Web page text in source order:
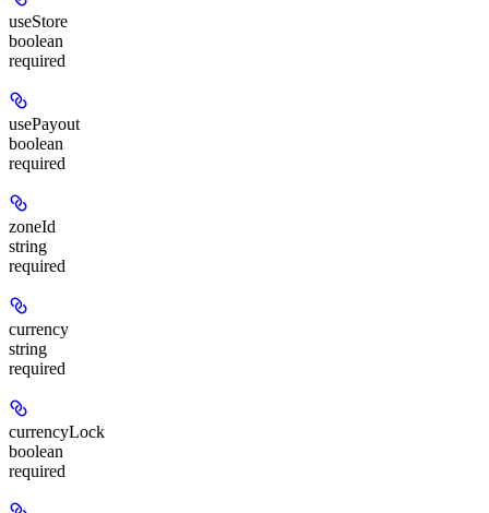
useStore
boolean
required
usePayout
boolean
required
zoneId
string
required
currency
string
required
currencyLock
boolean
required